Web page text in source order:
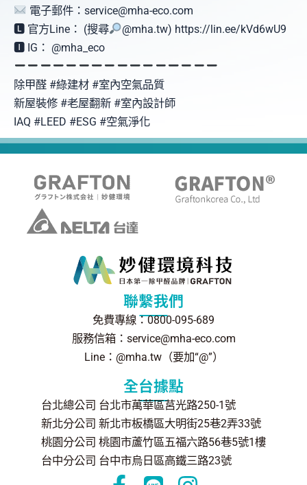
電子郵件：service@mha-eco.com
🅻 官方Line： (搜尋
@mha.tw) https://lin.ee/kVd6wU9
🅸 IG： @mha_eco
除甲醛 #綠建材 #室內空氣品質
新屋裝修 #老屋翻新 #室內設計師
IAQ #LEED #ESG #空氣淨化
聯繫我們
免費專線：0800-095-689
服務信箱：service@mha-eco.com
Line：@mha.tw（要加“@”）
全台據點
台北總公司 台北市萬華區莒光路250-1號
新北分公司 新北市板橋區大明街25巷2弄33號
桃園分公司 桃園市蘆竹區五福六路56巷5號1樓
台中分公司 台中市烏日區高鐵三路23號